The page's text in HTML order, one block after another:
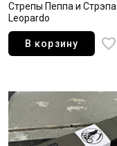
Стрепы Пеппа и Стрэпа
Leopardo
В корзину